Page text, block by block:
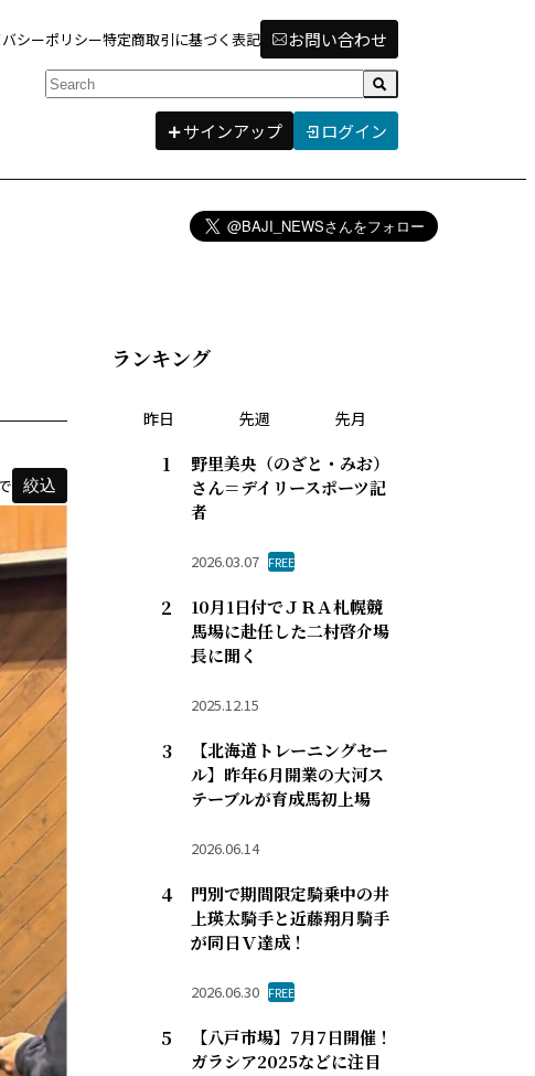
シーポリシー特定商取引に基づく表記 お問い合わせ
サインアップ ログイン
絞込
ランキング
昨日 先週 先月
野里美央（のざと・みお）
さん＝デイリースポーツ記
者
2026.03.07 FREE
10月1日付でＪＲＡ札幌競
馬場に赴任した二村啓介場
長に聞く
2025.12.15
【北海道トレーニングセー
ル】昨年6月開業の大河ス
テーブルが育成馬初上場
2026.06.14
門別で期間限定騎乗中の井
上瑛太騎手と近藤翔月騎手
が同日Ｖ達成！
2026.06.30 FREE
【八戸市場】7月7日開催！
ガラシア2025などに注目